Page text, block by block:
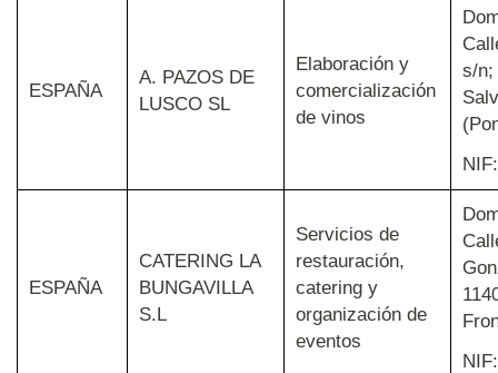
ESPAÑA
A. PAZOS DE
LUSCO SL
Elaboración y
comercialización
de vinos
s/n;
ESPAÑA
CATERING LA
BUNGAVILLA
S.L
Servicios de
restauración,
catering y
organización de
eventos